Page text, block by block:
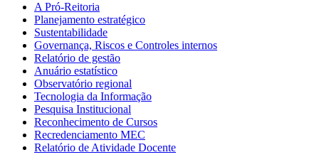
A Pró-Reitoria
Planejamento estratégico
Sustentabilidade
Governança, Riscos e Controles internos
Relatório de gestão
Anuário estatístico
Observatório regional
Tecnologia da Informação
Pesquisa Institucional
Reconhecimento de Cursos
Recredenciamento MEC
Relatório de Atividade Docente